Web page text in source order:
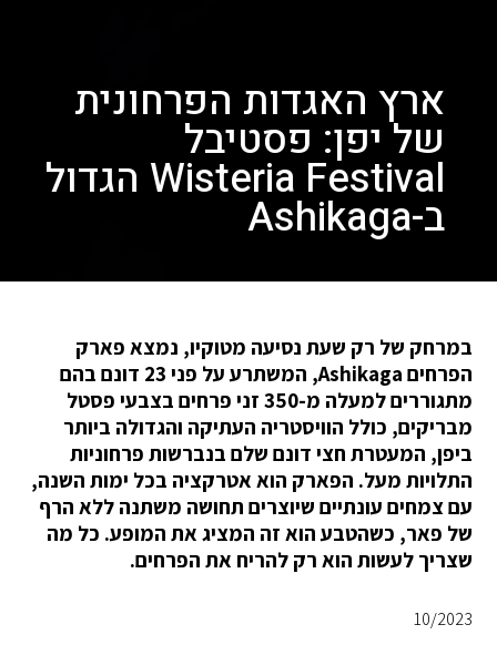
ארץ האגדות הפרחונית
של יפן: פסטיבל
Wisteria Festival הגדול
ב-Ashikaga
במרחק של רק שעת נסיעה מטוקיו, נמצא פארק
הפרחים Ashikaga, המשתרע על פני 23 דונם בהם
מתגוררים למעלה מ-350 זני פרחים בצבעי פסטל
מבריקים, כולל הוויסטריה העתיקה והגדולה ביותר
ביפן, המעטרת חצי דונם שלם בנברשות פרחוניות
התלויות מעל. הפארק הוא אטרקציה בכל ימות השנה,
עם צמחים עונתיים שיוצרים תחושה משתנה ללא הרף
של פאר, כשהטבע הוא זה המציג את המופע. כל מה
שצריך לעשות הוא רק להריח את הפרחים.
10/2023